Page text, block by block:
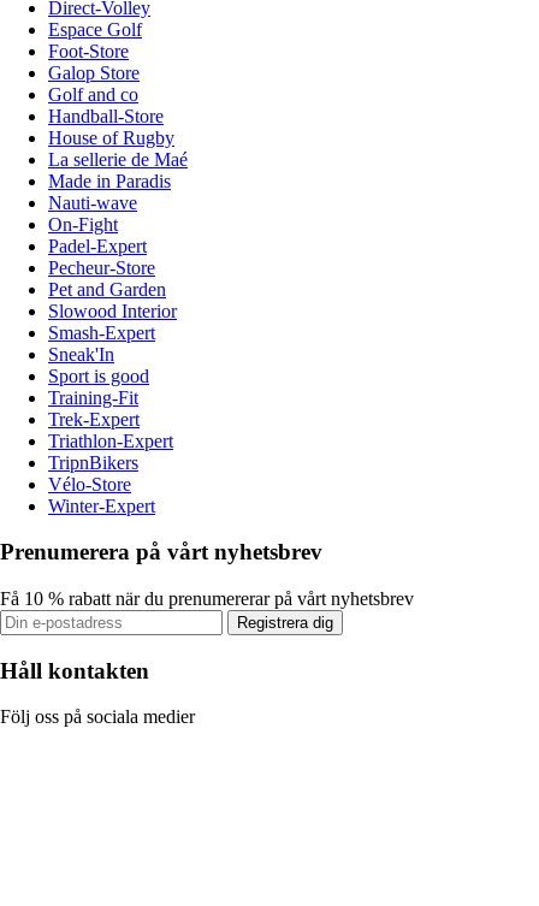
Direct-Volley
Espace Golf
Foot-Store
Galop Store
Golf and co
Handball-Store
House of Rugby
La sellerie de Maé
Made in Paradis
Nauti-wave
On-Fight
Padel-Expert
Pecheur-Store
Pet and Garden
Slowood Interior
Smash-Expert
Sneak'In
Sport is good
Training-Fit
Trek-Expert
Triathlon-Expert
TripnBikers
Vélo-Store
Winter-Expert
Prenumerera på vårt nyhetsbrev
Få 10 % rabatt när du prenumererar på vårt nyhetsbrev
Registrera dig
Håll kontakten
Följ oss på sociala medier